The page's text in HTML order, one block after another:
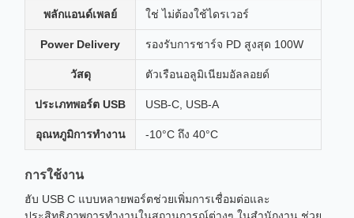
พลักแอนด์เพลย์ ใช่ ไม่ต้องใช้ไดรเวอร์
Power Delivery รองรับการชาร์จ PD สูงสุด 100W
วัสดุ ตัวเรือนอลูมิเนียมอัลลอยด์
ประเภทพอร์ต USB USB-C, USB-A
อุณหภูมิการทำงาน -10°C ถึง 40°C
การใช้งาน
ฮับ USB C แบบหลายพอร์ตช่วยเพิ่มการเชื่อมต่อและ